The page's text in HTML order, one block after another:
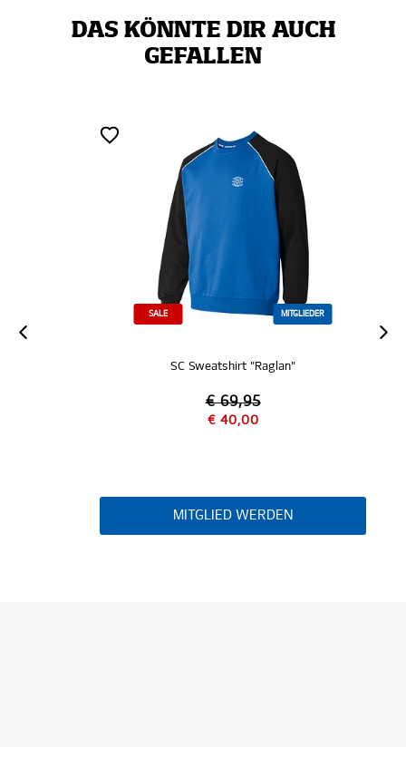
DAS KÖNNTE DIR AUCH
GEFALLEN
MITGLIEDER
SC Sweatshirt "Raglan"
€ 69,95
€ 40,00
MITGLIED WERDEN